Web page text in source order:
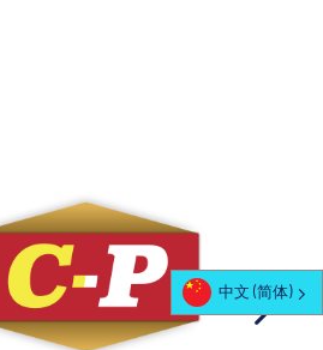
中文 (简体)